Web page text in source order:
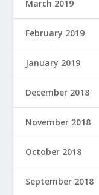
March 2019
February 2019
January 2019
December 2018
November 2018
October 2018
September 2018